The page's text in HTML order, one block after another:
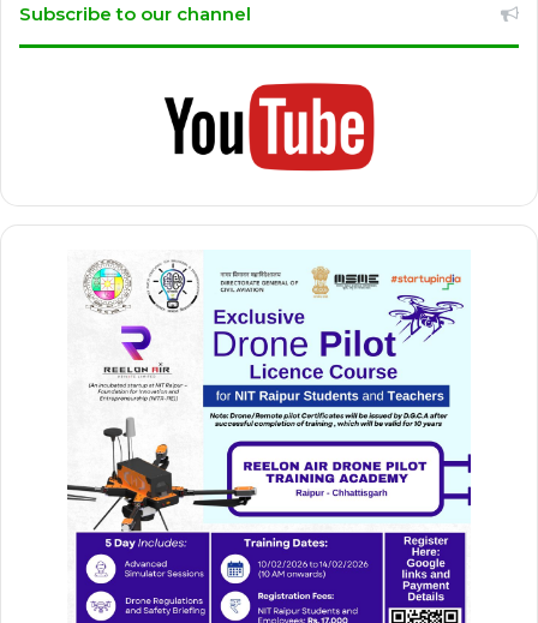
Subscribe to our channel